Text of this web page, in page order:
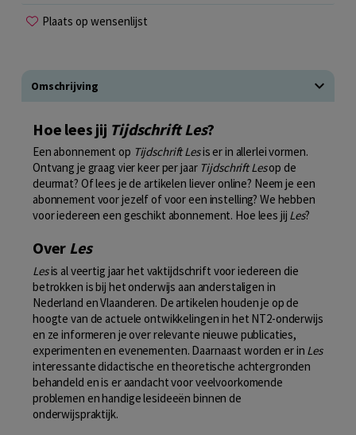
Plaats op wensenlijst
Omschrijving
Hoe lees jij Tijdschrift Les?
Een abonnement op Tijdschrift Lesis er in allerlei vormen.
Ontvang je graag vier keer per jaar Tijdschrift Lesop de
deurmat? Of lees je de artikelen liever online? Neem je een
abonnement voor jezelf of voor een instelling? We hebben
voor iedereen een geschikt abonnement. Hoe lees jij Les?
Over Les
Lesis al veertig jaar het vaktijdschrift voor iedereen die
betrokken is bij het onderwijs aan anderstaligen in
Nederland en Vlaanderen. De artikelen houden je op de
hoogte van de actuele ontwikkelingen in het NT2-onderwijs
en ze informeren je over relevante nieuwe publicaties,
experimenten en evenementen. Daarnaast worden er in Les
interessante didactische en theoretische achtergronden
behandeld en is er aandacht voor veelvoorkomende
problemen en handige lesideeën binnen de
onderwijspraktijk.